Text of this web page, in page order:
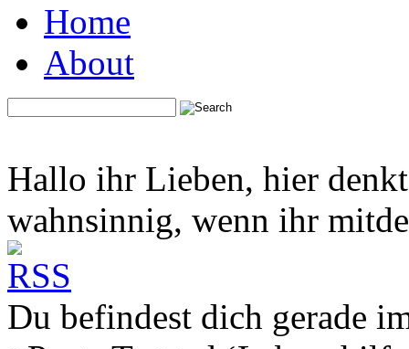
Home
About
Hallo ihr Lieben, hier
wahnsinnig, wenn ihr
Du befindest dich gerade